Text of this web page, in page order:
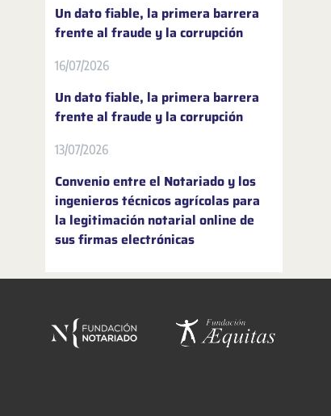
Un dato fiable, la primera barrera
frente al fraude y la corrupción
16/07/2026
Un dato fiable, la primera barrera
frente al fraude y la corrupción
13/07/2026
Convenio entre el Notariado y los
ingenieros técnicos agrícolas para
la legitimación notarial online de
sus firmas electrónicas